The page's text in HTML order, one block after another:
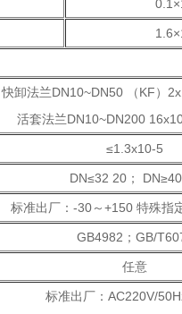
快卸法兰DN10~DN50 （KF）
活套法兰DN10~DN200
≤1.3x10-5
DN≤32 20；
标准出厂：-30～+150 特殊指
GB4982；GB/
任意
标准出厂：AC220V/